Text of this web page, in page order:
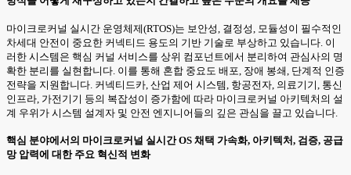
마이크로커널 실시간 운영체제(RTOS)는 보안성, 결정성, 모듈성이 필수적인
차세대 안전이 중요한 커넥티드 용도의 기반 기술로 부상하고 있습니다. 이
러한 시스템은 핵심 커널 서비스를 상위 컴포넌트에서 분리하여 관심사의 명
확한 분리를 실현합니다. 이를 통해 혼합 중요도 배포, 장애 봉쇄, 단계적 인증
전략을 지원합니다. 커넥티드카, 산업 제어 시스템, 항공전자, 의료기기, 통신
인프라, 가전기기 등의 복잡성이 증가함에 따라 마이크로커널 아키텍처의 설
계 우위가 시스템 설계자 및 안전 엔지니어들의 깊은 관심을 끌고 있습니다.
핵심 분야에서의 마이크로커널 실시간 OS 채택 가속화, 아키텍처, 검증, 공급
망 압력에 대한 주요 혁신적 변화